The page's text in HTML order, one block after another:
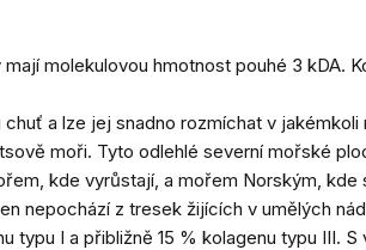
molekulovou hmotnost pouhé 3 kDA.
a lze jej snadno rozmíchat v jakémkoli
moři. Tyto odlehlé severní mořské
kde vyrůstají, a mořem Norským,
nepochází z tresek žijících v umělých
typu I a přibližně 15 % kolagenu typu III.